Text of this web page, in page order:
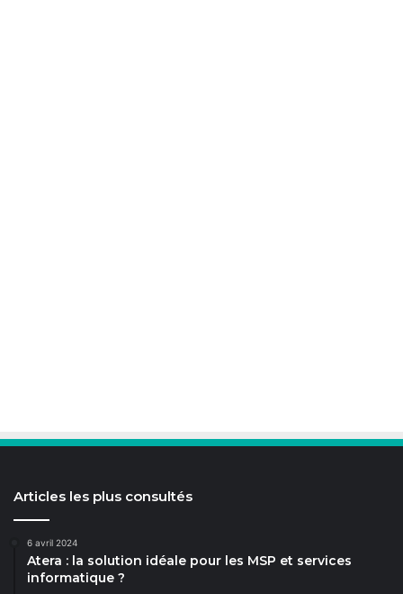
Articles les plus consultés
6 avril 2024
Atera : la solution idéale pour les MSP et services
informatique ?